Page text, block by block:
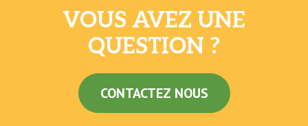
VOUS AVEZ UNE
QUESTION ?
CONTACTEZ NOUS